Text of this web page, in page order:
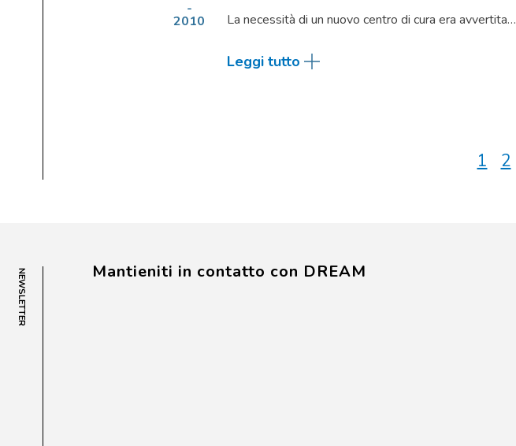
2010
La necessità di un nuovo centro di cura era avvertita…
Leggi tutto
1 2
NEWSLETTER Mantieniti in contatto con DREAM